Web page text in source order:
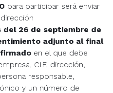
para participar será enviar
del 26 de septiembre de
adjunto al final
en el que debe
CIF, dirección,
responsable,
y un número de